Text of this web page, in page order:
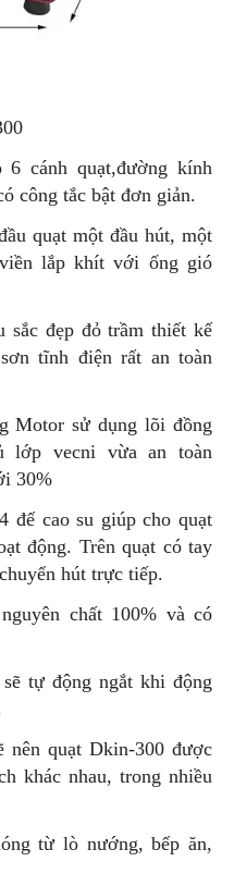
cánh quạt,đường kính
công tắc bật đơn giản.
quạt một đầu hút, một
lắp khít với ống gió
sắc đẹp đỏ trầm thiết kế
tĩnh điện rất an toàn
Motor sử dụng lõi đồng
lớp vecni vừa an toàn
30%
đế cao su giúp cho quạt
động. Trên quạt có tay
hút trực tiếp.
chất 100% và có
tự động ngắt khi động
nên quạt Dkin-300 được
khác nhau, trong nhiều
từ lò nướng, bếp ăn,